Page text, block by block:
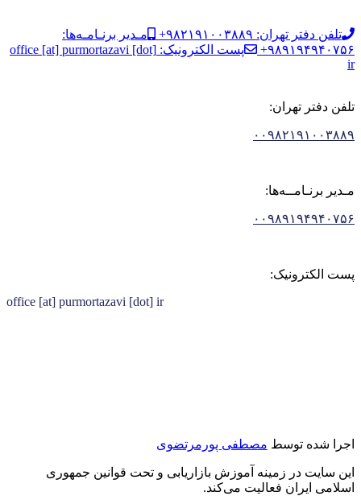
تلفن دفتر تهران: ۹۸۲۱۹۱۰۰۳۸۸۹+
مـدیر برنـامـه‌ها:
۹۸۹۱۹۴۹۴۰۷۵۶+
پست الکترونیک: office [at] purmortazavi [dot]
ir
تلفن دفتر تهران:
۰۰۹۸۲۱۹۱۰۰۳۸۸۹
مـدیر برنـامــه‌ها:
۰۰۹۸۹۱۹۴۹۴۰۷۵۶
پست الکترونیک:
office [at] purmortazavi [dot] ir
اجرا شده توسط مصطفی پورمرتضوی
این سایت در زمینه آموزش بازاریابی و تحت قوانین جمهوری
اسلامی ایران فعالیت می‌کند.